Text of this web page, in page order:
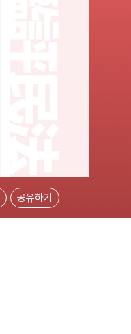
공유하기